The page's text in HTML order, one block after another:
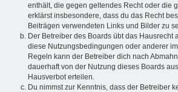
enthält, die gegen geltendes Recht oder die
erklärst insbesondere, dass du das Recht
Beiträgen verwendeten Links und Bilder zu
Der Betreiber des Boards übt das Hausrecht
diese Nutzungsbedingungen oder anderer
Regeln kann der Betreiber dich nach
dauerhaft von der Nutzung dieses Boards
Hausverbot erteilen.
Du nimmst zur Kenntnis, dass der Betreiber